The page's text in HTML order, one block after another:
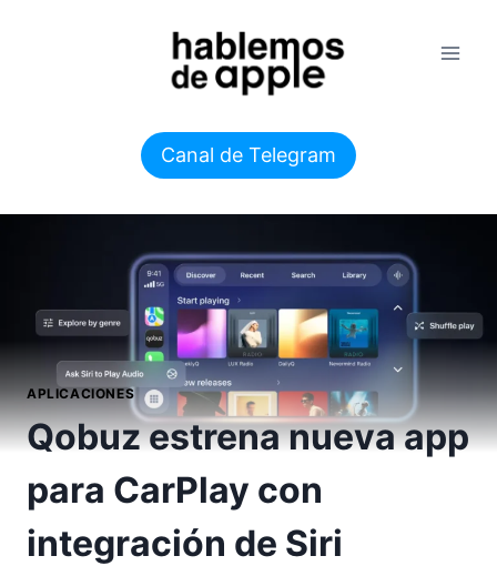
Canal de Telegram
APLICACIONES
Qobuz estrena nueva app
para CarPlay con
integración de Siri